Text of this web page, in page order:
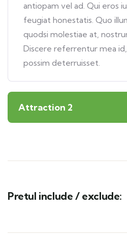
antiopam vel ad. Qui eros
feugiat honestatis. Quo
quodsi molestiae at,
Discere referrentur mea
possim deterruisset.
Attraction 2
Pretul include / exclude: